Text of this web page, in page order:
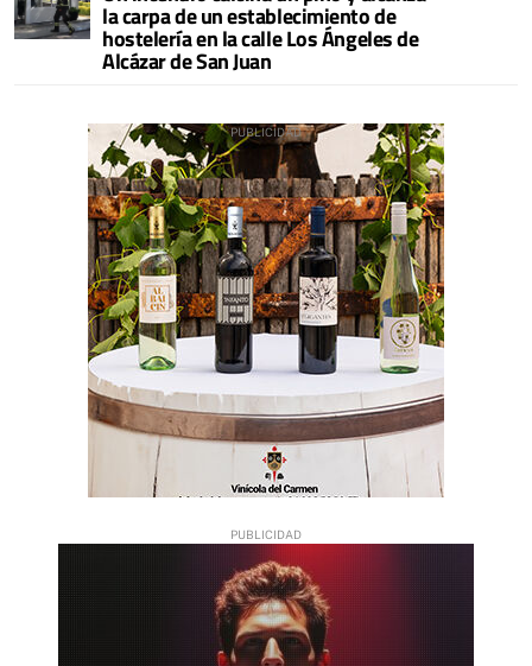
la carpa de un establecimiento de
hostelería en la calle Los Ángeles de
Alcázar de San Juan